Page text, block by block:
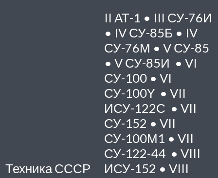
Техника СССР
II АТ-1 • III СУ-76И
• IV СУ-85Б • IV
СУ-76М • V СУ-85
• V СУ-85И • VI
СУ-100 • VI
СУ-100Y • VII
ИСУ-122С • VII
СУ-152 • VII
СУ-100М1 • VII
СУ-122-44 • VIII
ИСУ-152 • VIII